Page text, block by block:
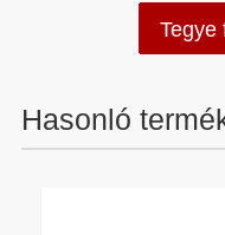
Tegye
Hasonló